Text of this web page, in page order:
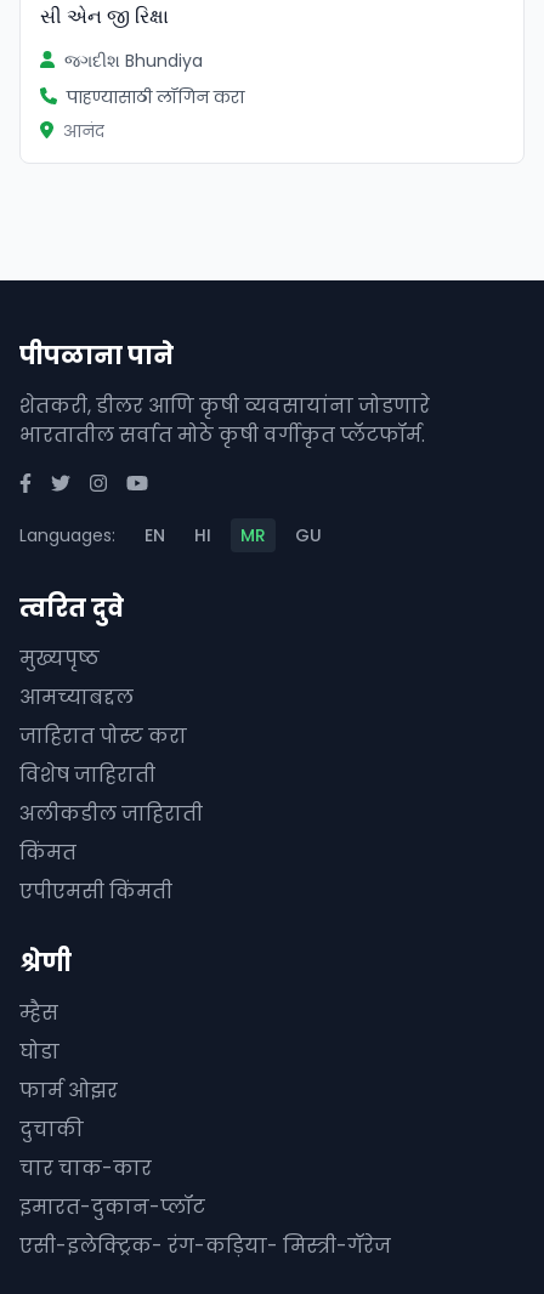
સી એન જી રિક્ષા
જગદીશ Bhundiya
पाहण्यासाठी लॉगिन करा
आनंद
पीपळाना पाने
शेतकरी, डीलर आणि कृषी व्यवसायांना जोडणारे
भारतातील सर्वात मोठे कृषी वर्गीकृत प्लॅटफॉर्म.
Languages: EN HI MR GU
त्वरित दुवे
मुख्यपृष्ठ
आमच्याबद्दल
जाहिरात पोस्ट करा
विशेष जाहिराती
अलीकडील जाहिराती
किंमत
एपीएमसी किंमती
श्रेणी
म्हैस
घोडा
फार्म ओझर
दुचाकी
चार चाक-कार
इमारत-दुकान-प्लॉट
एसी-इलेक्ट्रिक- रंग-कड़िया- मिस्त्री-गॅरेज